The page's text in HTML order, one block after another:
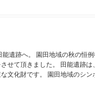
能遺跡へ。 園田地域の秋の恒
せて頂きました。 田能遺跡は
文化財です。 園田地域のシン